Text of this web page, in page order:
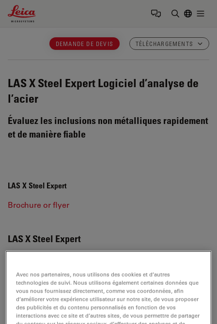
Leica Microsystems Logo
DEMANDE DE DEVIS TÉLÉCHARGEMENTS
LAS X Steel Expert Logiciel d’analyse de
l’acier
Évaluez les inclusions non métalliques rapidement
et de manière fiable
LAS X Steel Expert
Brochure or flyer
LAS X Steel Expert
BROCHURE OR FLYER
LAS X Steel Expert brochure CN
Jul 27, 2026 PDF, 2 MB
Avec nos partenaires, nous utilisons des cookies et d’autres
technologies de suivi. Nous utilisons également certaines données que
vous nous fournissez directement, comme vos coordonnées, afin
d’améliorer votre expérience utilisateur sur notre site, de vous proposer
des publicités et du contenu personnalisés en fonction de vos
interactions avec ce site et d’autres sites, de vous permettre de partager